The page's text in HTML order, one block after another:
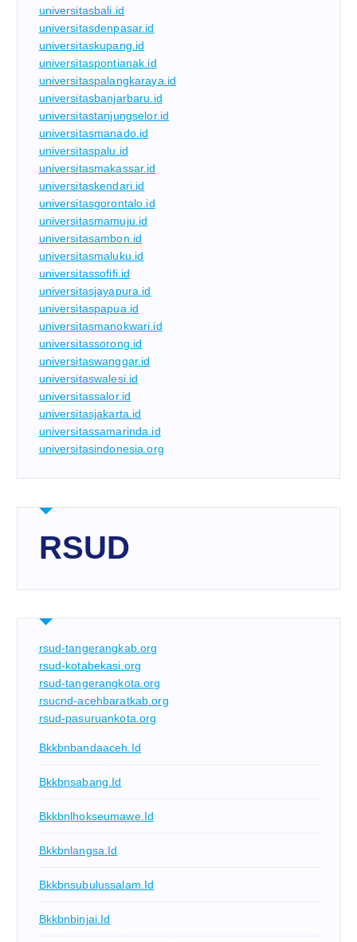
universitasbali.id
universitasdenpasar.id
universitaskupang.id
universitaspontianak.id
universitaspalangkaraya.id
universitasbanjarbaru.id
universitastanjungselor.id
universitasmanado.id
universitaspalu.id
universitasmakassar.id
universitaskendari.id
universitasgorontalo.id
universitasmamuju.id
universitasambon.id
universitasmaluku.id
universitassofifi.id
universitasjayapura.id
universitaspapua.id
universitasmanokwari.id
universitassorong.id
universitaswanggar.id
universitaswalesi.id
universitassalor.id
universitasjakarta.id
universitassamarinda.id
universitasindonesia.org
RSUD
rsud-tangerangkab.org
rsud-kotabekasi.org
rsud-tangerangkota.org
rsucnd-acehbaratkab.org
rsud-pasuruankota.org
Bkkbnbandaaceh.id
Bkkbnsabang.id
Bkkbnlhokseumawe.id
Bkkbnlangsa.id
Bkkbnsubulussalam.id
Bkkbnbinjai.id